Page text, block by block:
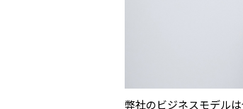
弊社のビジネスモデル